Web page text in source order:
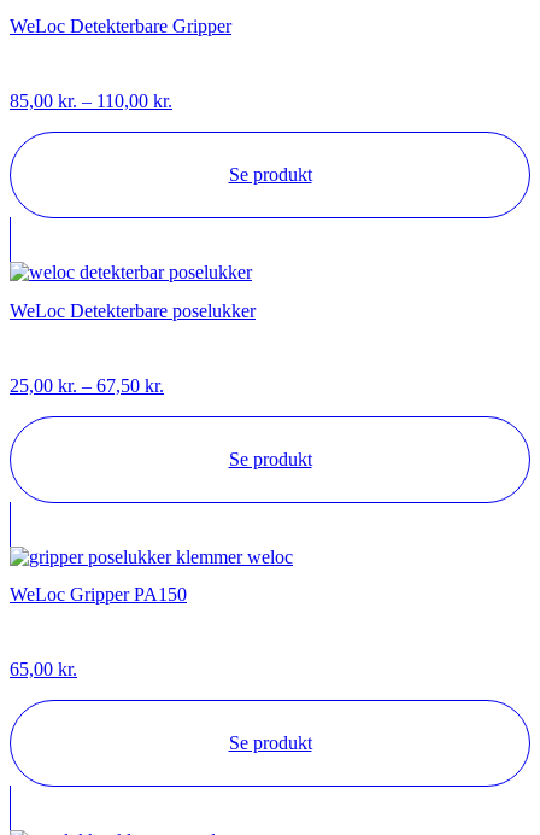
WeLoc Detekterbare Gripper
85,00 kr. – 110,00 kr.
110,00 kr.Se produkt
WeLoc Detekterbare poselukker
25,00 kr. – 67,50 kr.
Se produkt
WeLoc Gripper PA150
65,00 kr.
Se produkt